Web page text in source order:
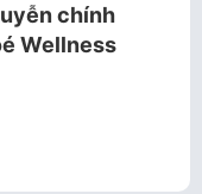
chính
Wellness